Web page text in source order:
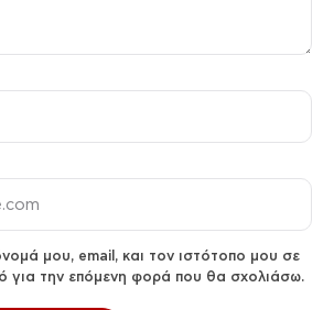
μου, email, και τον ιστότοπο μου σε
για την επόμενη φορά που θα σχολιάσω.